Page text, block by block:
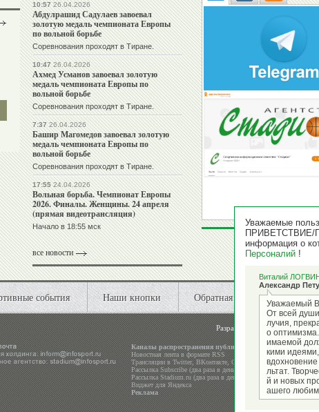
10:5726.04.2026
Абдулрашид Садулаев завоевал
золотую медаль чемпионата Европы
по вольной борьбе
Соревнования проходят в Тиране.
10:4726.04.2026
Ахмед Усманов завоевал золотую
медаль чемпионата Европы по
вольной борьбе
Соревнования проходят в Тиране.
7:3726.04.2026
Башир Магомедов завоевал золотую
медаль чемпионата Европы по
вольной борьбе
Соревнования проходят в Тиране.
17:5524.04.2026
Вольная борьба. Чемпионат Европы
2026. Финалы. Женщины. 24 апреля
(прямая видеотрансляция)
Начало в 18:55 мск
все новости
события Наши кнопки Обратная связь
Разработка и поддержкаООО
Каналы распространения публикаций
Новостная лента в формате RSS
Трансляции вTwitter,ВКонтакте,Google+
Рассылка Subscribe (два раза в день)
Рассылка Stadium.ru (два раза в день)
Виджет для Яндекса
Реклама
Уважаемые
ПРИВЕТСТВИЕ/
информация о
Персоналий !
Виталий
Александр
Уважаемый
От всей
лучия,
о
имаемой
кими
льтат.
й и новых
ашего